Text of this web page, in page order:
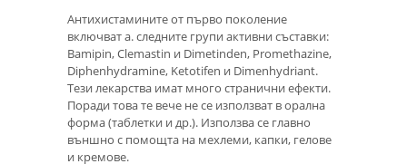
Антихистамините от първо поколение
включват а. следните групи активни съставки:
Bamipin, Clemastin и Dimetinden, Promethazine,
Diphenhydramine, Ketotifen и Dimenhydriant.
Тези лекарства имат много странични ефекти.
Поради това те вече не се използват в орална
форма (таблетки и др.). Използва се главно
външно с помощта на мехлеми, капки, гелове
и кремове.